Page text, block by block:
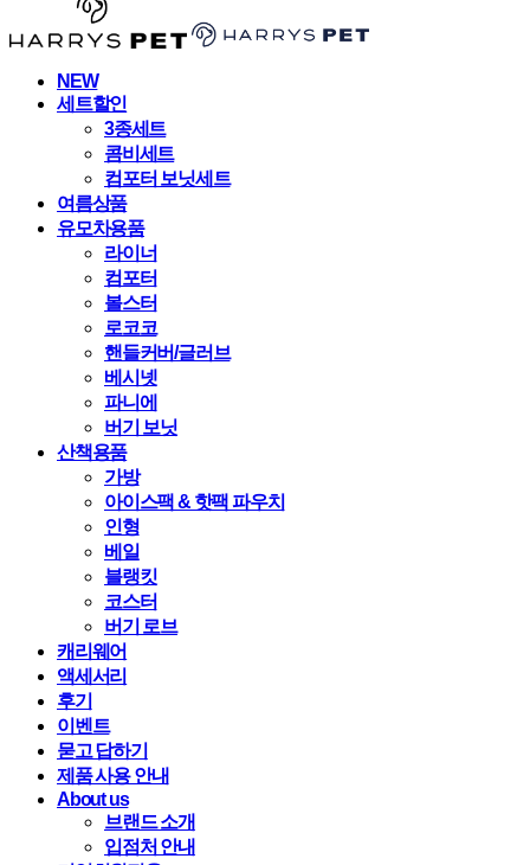
NEW
세트할인
3종세트
콤비세트
컴포터 보닛세트
여름상품
유모차용품
라이너
컴포터
볼스터
로코코
핸들커버/글러브
베시넷
파니에
버기 보닛
산책용품
가방
아이스팩 & 핫팩 파우치
인형
베일
블랭킷
코스터
버기 로브
캐리웨어
액세서리
후기
이벤트
묻고 답하기
제품 사용 안내
About us
브랜드 소개
입점처 안내